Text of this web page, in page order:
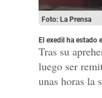
Foto: La Prensa
El exedil ha estado
Tras su
luego ser
unas horas la